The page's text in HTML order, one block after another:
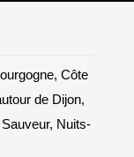
Côte
de Dijon,
Nuits-